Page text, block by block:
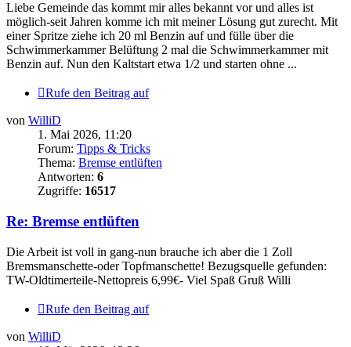
Liebe Gemeinde das kommt mir alles bekannt vor und alles ist
möglich-seit Jahren komme ich mit meiner Lösung gut zurecht. Mit
einer Spritze ziehe ich 20 ml Benzin auf und fülle über die
Schwimmerkammer Belüftung 2 mal die Schwimmerkammer mit
Benzin auf. Nun den Kaltstart etwa 1/2 und starten ohne ...
Rufe den Beitrag auf
von WilliD
1. Mai 2026, 11:20
Forum: Tipps & Tricks
Thema: Bremse entlüften
Antworten: 6
Zugriffe: 16517
Re: Bremse entlüften
Die Arbeit ist voll in gang-nun brauche ich aber die 1 Zoll
Bremsmanschette-oder Topfmanschette! Bezugsquelle gefunden:
TW-Oldtimerteile-Nettopreis 6,99€- Viel Spaß Gruß Willi
Rufe den Beitrag auf
von WilliD